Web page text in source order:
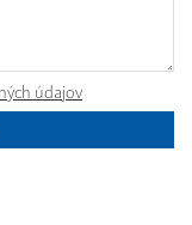
údajov